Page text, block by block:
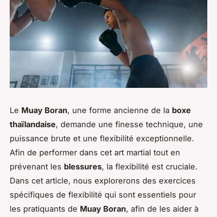
Le Muay Boran, une forme ancienne de la boxe
thaïlandaise, demande une finesse technique, une
puissance brute et une flexibilité exceptionnelle.
Afin de performer dans cet art martial tout en
prévenant les blessures, la flexibilité est cruciale.
Dans cet article, nous explorerons des exercices
spécifiques de flexibilité qui sont essentiels pour
les pratiquants de Muay Boran, afin de les aider à